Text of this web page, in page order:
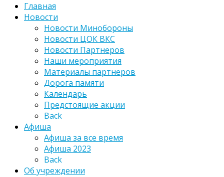
Главная
Новости
Новости Минобороны
Новости ЦОК ВКС
Новости Партнеров
Наши мероприятия
Материалы партнеров
Дорога памяти
Календарь
Предстоящие акции
Back
Афиша
Афиша за все время
Афиша 2023
Back
Об учреждении